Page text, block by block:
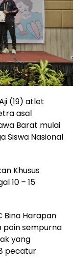
(19) atlet
asal
Barat mulai
Siswa Nasional
Khusus
10 – 15
Bina Harapan
poin sempurna
yang
pecatur